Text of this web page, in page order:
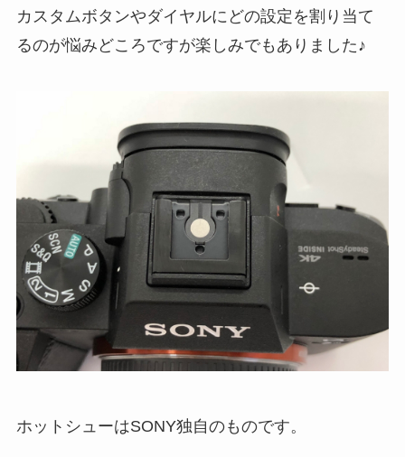
カスタムボタンやダイヤルにどの設定を割り当て
るのが悩みどころですが楽しみでもありました♪
ホットシューはSONY独自のものです。